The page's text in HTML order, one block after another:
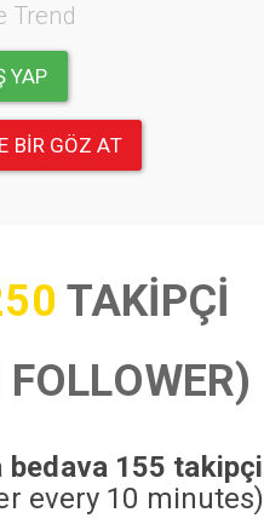
Trend
YAP
BIR GÖZ AT
TAKİPÇİ
FOLLOWER)
bedava 155 takipçi
every 10 minutes)